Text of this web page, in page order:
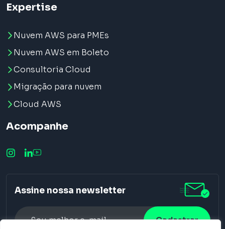
Expertise
Nuvem AWS para PMEs
Nuvem AWS em Boleto
Consultoria Cloud
Migração para nuvem
Cloud AWS
Acompanhe
Assine nossa newsletter